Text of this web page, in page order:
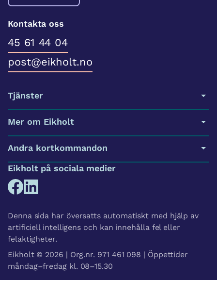
Kontakta oss
45 61 44 04
post@eikholt.no
Tjänster
Mer om Eikholt
Andra kortkommandon
Eikholt på sociala medier
Denna sida har översatts automatiskt med hjälp av
artificiell intelligens och kan innehålla fel eller
felaktigheter.
Eikholt © 2026 | Org.nr. 971 461 098 | Öppettider
måndag–fredag kl. 08–15.30